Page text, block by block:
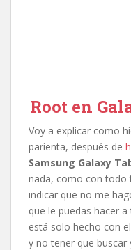
Root en
Voy a explicar como
parienta, después de
Samsung Galaxy
nada, como con todo
indicar que no me
que le puedas hacer a
está solo hecho con
y no tener que